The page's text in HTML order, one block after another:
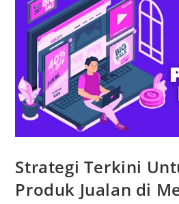
Strategi Terkini
Produk Jualan di